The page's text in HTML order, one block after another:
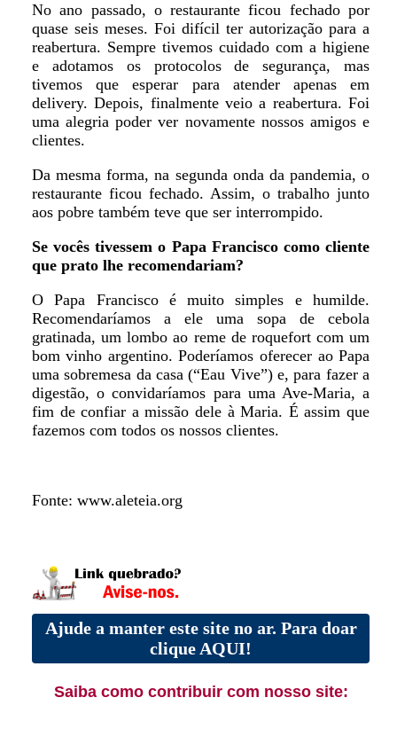
No ano passado, o restaurante ficou fechado por
quase seis meses. Foi difícil ter autorização para a
reabertura. Sempre tivemos cuidado com a higiene
e adotamos os protocolos de segurança, mas
tivemos que esperar para atender apenas em
delivery. Depois, finalmente veio a reabertura. Foi
uma alegria poder ver novamente nossos amigos e
clientes.
Da mesma forma, na segunda onda da pandemia, o
restaurante ficou fechado. Assim, o trabalho junto
aos pobre também teve que ser interrompido.
Se vocês tivessem o Papa Francisco como cliente
que prato lhe recomendariam?
O Papa Francisco é muito simples e humilde.
Recomendaríamos a ele uma sopa de cebola
gratinada, um lombo ao reme de roquefort com um
bom vinho argentino. Poderíamos oferecer ao Papa
uma sobremesa da casa (“Eau Vive”) e, para fazer a
digestão, o convidaríamos para uma Ave-Maria, a
fim de confiar a missão dele à Maria. É assim que
fazemos com todos os nossos clientes.
Fonte: www.aleteia.org
Ajude a manter este site no ar. Para doar
clique AQUI!
Saiba como contribuir com nosso site: